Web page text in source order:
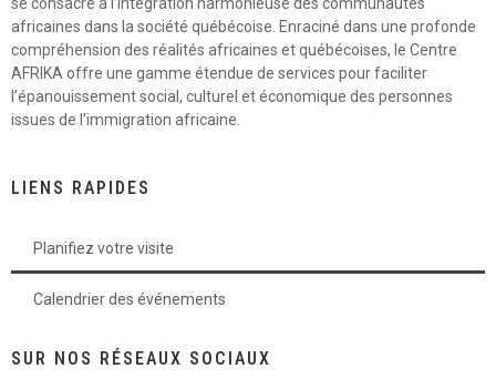
africaines dans la société québécoise. Enraciné dans une profonde
compréhension des réalités africaines et québécoises, le Centre
AFRIKA offre une gamme étendue de services pour faciliter
l’épanouissement social, culturel et économique des personnes
issues de l’immigration africaine.
LIENS RAPIDES
Planifiez votre visite
Calendrier des événements
SUR NOS RÉSEAUX SOCIAUX